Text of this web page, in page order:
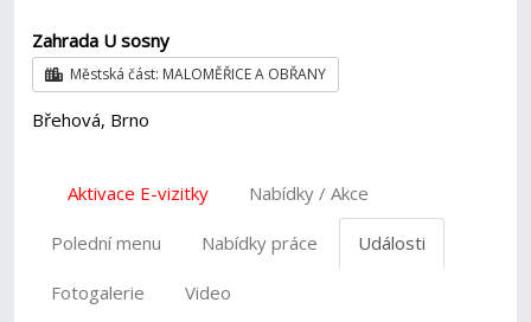
Zahrada U sosny
Městská část: MALOMĚŘICE A OBŘANY
Břehová, Brno
Aktivace E-vizitky Nabídky / Akce
Polední menu Nabídky práce Události
Fotogalerie Video